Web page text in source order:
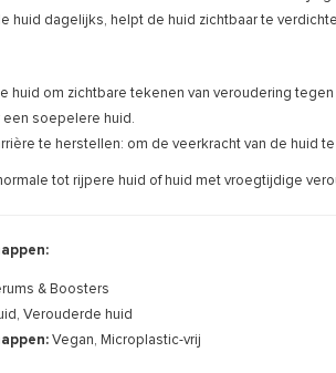
huid dagelijks, helpt de huid zichtbaar te
huid om zichtbare tekenen van veroudering tegen
een soepelere huid.
te herstellen: om de veerkracht van de huid
tot rijpere huid of huid met vroegtijdige
& Boosters
Verouderde huid
Vegan, Microplastic-vrij